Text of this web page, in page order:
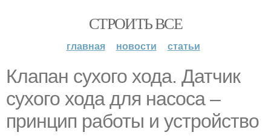
СТРОИТЬ ВСЕ
главная новости статьи
Клапан сухого хода. Датчик
сухого хода для насоса –
принцип работы и устройство